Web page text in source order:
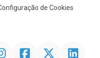
de Cookies
FacebookTwitter Linkedin